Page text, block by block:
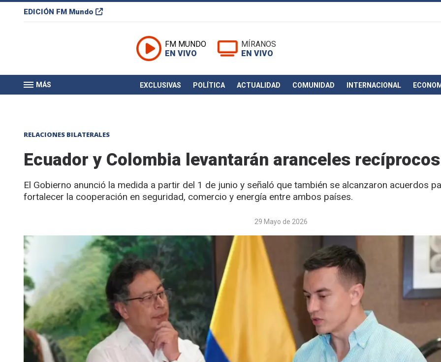
EDICIÓN FM Mundo
FM MUNDO
EN VIVO
MÍRANOS
EN VIVO
MÁS EXCLUSIVAS POLÍTICA ACTUALIDAD COMUNIDAD INTERNACIONAL
RELACIONES BILATERALES
Ecuador y Colombia levantarán aranceles recíprocos
El Gobierno anunció la medida a partir del 1 de junio y señaló que también se alcanzaron acuerdos
fortalecer la cooperación en seguridad, comercio y energía entre ambos países.
29 Mayo de 2026